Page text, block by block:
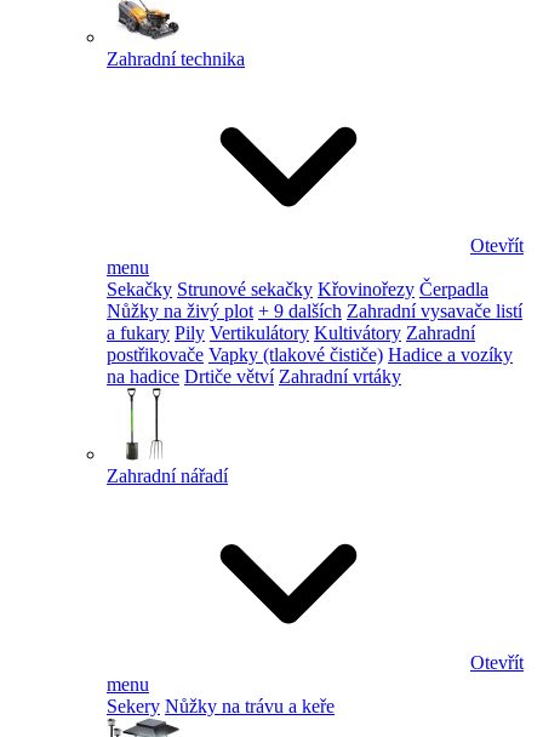
Zahradní technika
Otevřít
menu
Sekačky Strunové sekačky Křovinořezy Čerpadla
Nůžky na živý plot + 9 dalších Zahradní vysavače listí
a fukary Pily Vertikulátory Kultivátory Zahradní
postřikovače Vapky (tlakové čističe) Hadice a vozíky
na hadice Drtiče větví Zahradní vrtáky
Zahradní nářadí
Otevřít
menu
Sekery Nůžky na trávu a keře